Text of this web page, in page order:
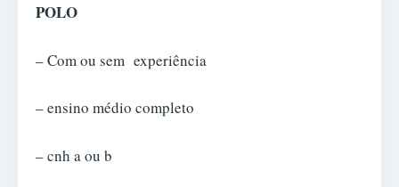
POLO
– Com ou sem experiência
– ensino médio completo
– cnh a ou b